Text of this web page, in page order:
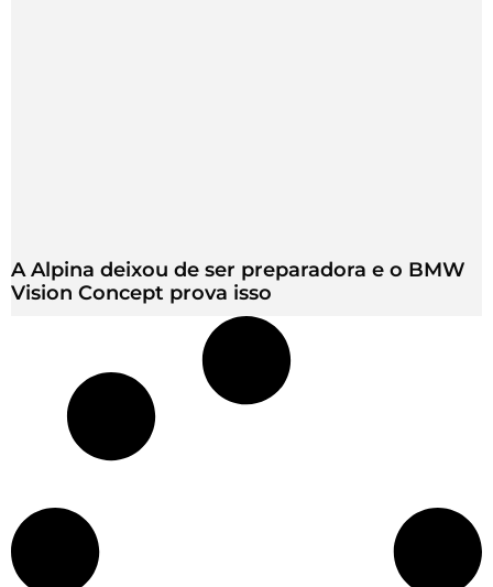
A Alpina deixou de ser preparadora e o BMW
Vision Concept prova isso